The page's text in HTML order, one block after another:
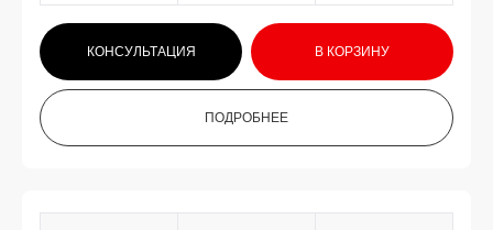
КОНСУЛЬТАЦИЯ В КОРЗИНУ
ПОДРОБНЕЕ